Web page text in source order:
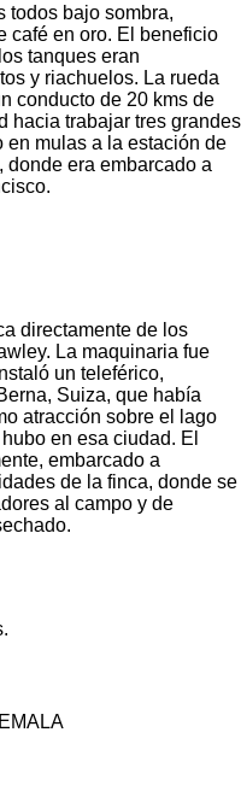
todos bajo sombra,
café en oro. El beneficio
tanques eran
y riachuelos. La rueda
conducto de 20 kms de
hacia trabajar tres grandes
en mulas a la estación de
donde era embarcado a
directamente de los
La maquinaria fue
un teleférico,
Suiza, que había
atracción sobre el lago
en esa ciudad. El
embarcado a
de la finca, donde se
al campo y de